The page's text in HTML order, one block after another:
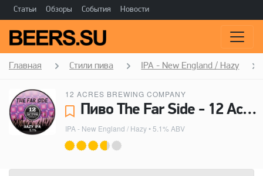
Статьи Обзоры События Новости
Главная Стили пива IPA - New England / Hazy
12 ACRES BREWING COMPANY
Пиво The Far Side - 12 Acres Brewing Company
IPA - New England / Hazy• 5.1% ABV